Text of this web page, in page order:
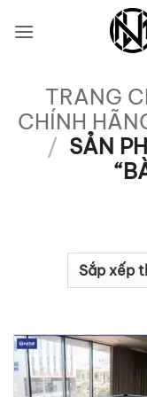
qua
TRANG
CHÍNH
/ SẢN